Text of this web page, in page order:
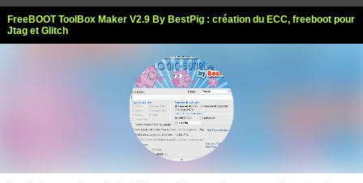
FreeBOOT ToolBox Maker V2.9 By BestPig : création du ECC, freeboot pour
Jtag et Glitch